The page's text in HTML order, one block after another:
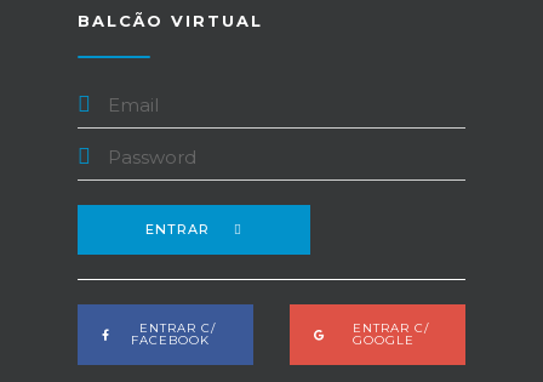
BALCÃO VIRTUAL
ENTRAR
ENTRAR C/
FACEBOOK
ENTRAR C/
GOOGLE